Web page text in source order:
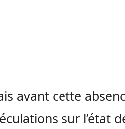
avant cette
sur l’état